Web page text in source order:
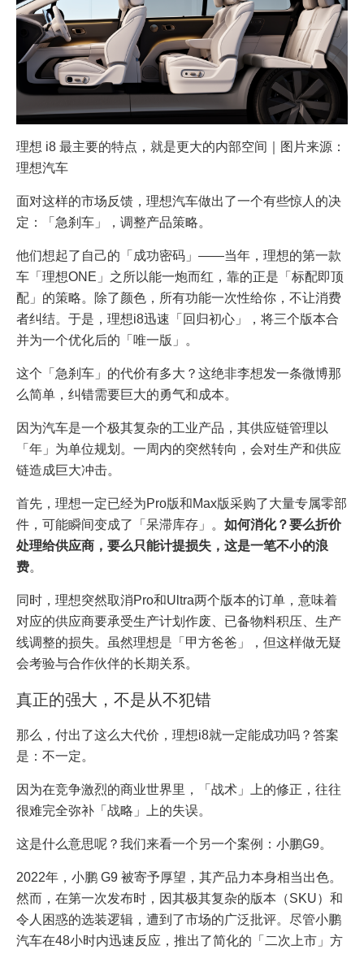
理想 i8 最主要的特点，就是更大的内部空间｜图片来源：
理想汽车
面对这样的市场反馈，理想汽车做出了一个有些惊人的决
定：「急刹车」，调整产品策略。
他们想起了自己的「成功密码」——当年，理想的第一款
车「理想ONE」之所以能一炮而红，靠的正是「标配即顶
配」的策略。除了颜色，所有功能一次性给你，不让消费
者纠结。于是，理想i8迅速「回归初心」，将三个版本合
并为一个优化后的「唯一版」。
这个「急刹车」的代价有多大？这绝非李想发一条微博那
么简单，纠错需要巨大的勇气和成本。
因为汽车是一个极其复杂的工业产品，其供应链管理以
「年」为单位规划。一周内的突然转向，会对生产和供应
链造成巨大冲击。
首先，理想一定已经为Pro版和Max版采购了大量专属零部
件，可能瞬间变成了「呆滞库存」。 如何消化？要么折价
处理给供应商，要么只能计提损失，这是一笔不小的浪
费。
同时，理想突然取消Pro和Ultra两个版本的订单，意味着
对应的供应商要承受生产计划作废、已备物料积压、生产
线调整的损失。虽然理想是「甲方爸爸」，但这样做无疑
会考验与合作伙伴的长期关系。
真正的强大，不是从不犯错
那么，付出了这么大代价，理想i8就一定能成功吗？答案
是：不一定。
因为在竞争激烈的商业世界里，「战术」上的修正，往往
很难完全弥补「战略」上的失误。
这是什么意思呢？我们来看一个另一个案例：小鹏G9。
2022年，小鹏 G9 被寄予厚望，其产品力本身相当出色。
然而，在第一次发布时，因其极其复杂的版本（SKU）和
令人困惑的选装逻辑，遭到了市场的广泛批评。尽管小鹏
汽车在48小时内迅速反应，推出了简化的「二次上市」方